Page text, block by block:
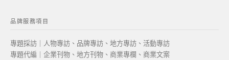
品牌服務項目
專題採訪｜人物專訪、品牌專訪、地方專訪、活動專訪
專題代編｜企業刊物、地方刊物、商業專欄、商業文案